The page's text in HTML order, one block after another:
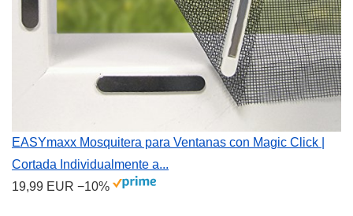
EASYmaxx Mosquitera para Ventanas con Magic Click |
Cortada Individualmente a...
19,99 EUR −10%